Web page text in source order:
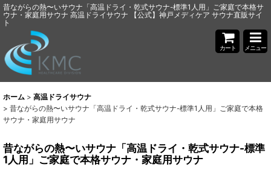
昔ながらの熱〜いサウナ「高温ドライ・乾式サウナ-標準1人用」ご家庭で本格サ
ウナ・家庭用サウナ 高温ドライサウナ 【公式】神戸メディケア サウナ直販サイ
ト
カート メニュー
ホーム > 高温ドライサウナ
> 昔ながらの熱〜いサウナ「高温ドライ・乾式サウナ-標準1人用」ご家庭で本格
サウナ・家庭用サウナ
昔ながらの熱〜いサウナ「高温ドライ・乾式サウナ-標準
1人用」ご家庭で本格サウナ・家庭用サウナ